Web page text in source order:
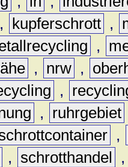
, kupferschrott ,
,
, nrw ,
,
, ruhrgebiet
,
, schrotthandel